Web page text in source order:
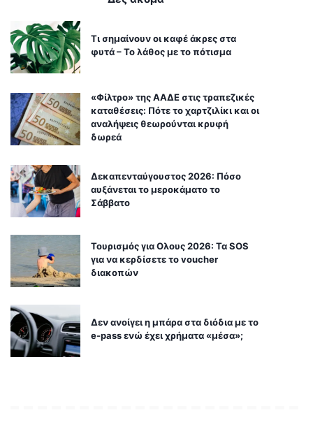
Τι σημαίνουν οι καφέ άκρες στα
φυτά – Το λάθος με το πότισμα
«Φίλτρο» της ΑΑΔΕ στις τραπεζικές
καταθέσεις: Πότε το χαρτζιλίκι και οι
αναλήψεις θεωρούνται κρυφή
δωρεά
Δεκαπενταύγουστος 2026: Πόσο
αυξάνεται το μεροκάματο το
Σάββατο
Τουρισμός για Ολους 2026: Τα SOS
για να κερδίσετε το voucher
διακοπών
Δεν ανοίγει η μπάρα στα διόδια με το
e-pass ενώ έχει χρήματα «μέσα»;